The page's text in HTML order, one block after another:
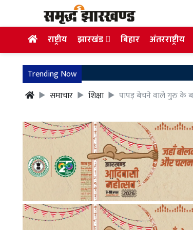
राष्ट्रीय झारखंड बिहार अंतरराष्ट्रीय
Trending Now
समाचार
शिक्षा पापड़ बेचने वाले गुरु के